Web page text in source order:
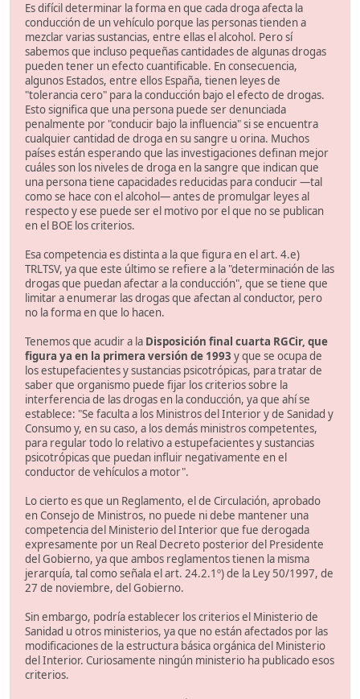
Es difícil determinar la forma en que cada droga afecta la
conducción de un vehículo porque las personas tienden a
mezclar varias sustancias, entre ellas el alcohol. Pero sí
sabemos que incluso pequeñas cantidades de algunas drogas
pueden tener un efecto cuantificable. En consecuencia,
algunos Estados, entre ellos España, tienen leyes de
"tolerancia cero" para la conducción bajo el efecto de drogas.
Esto significa que una persona puede ser denunciada
penalmente por "conducir bajo la influencia" si se encuentra
cualquier cantidad de droga en su sangre u orina. Muchos
países están esperando que las investigaciones definan mejor
cuáles son los niveles de droga en la sangre que indican que
una persona tiene capacidades reducidas para conducir —tal
como se hace con el alcohol— antes de promulgar leyes al
respecto y ese puede ser el motivo por el que no se publican
en el BOE los criterios.
Esa competencia es distinta a la que figura en el art. 4.e)
TRLTSV, ya que este último se refiere a la "determinación de las
drogas que puedan afectar a la conducción", que se tiene que
limitar a enumerar las drogas que afectan al conductor, pero
no la forma en que lo hacen.
Tenemos que acudir a la Disposición final cuarta RGCir, que
figura ya en la primera versión de 1993 y que se ocupa de
los estupefacientes y sustancias psicotrópicas, para tratar de
saber que organismo puede fijar los criterios sobre la
interferencia de las drogas en la conducción, ya que ahí se
establece: "Se faculta a los Ministros del Interior y de Sanidad y
Consumo y, en su caso, a los demás ministros competentes,
para regular todo lo relativo a estupefacientes y sustancias
psicotrópicas que puedan influir negativamente en el
conductor de vehículos a motor".
Lo cierto es que un Reglamento, el de Circulación, aprobado
en Consejo de Ministros, no puede ni debe mantener una
competencia del Ministerio del Interior que fue derogada
expresamente por un Real Decreto posterior del Presidente
del Gobierno, ya que ambos reglamentos tienen la misma
jerarquía, tal como señala el art. 24.2.1º) de la Ley 50/1997, de
27 de noviembre, del Gobierno.
Sin embargo, podría establecer los criterios el Ministerio de
Sanidad u otros ministerios, ya que no están afectados por las
modificaciones de la estructura básica orgánica del Ministerio
del Interior. Curiosamente ningún ministerio ha publicado esos
criterios.